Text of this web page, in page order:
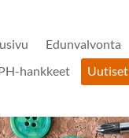
Edunvalvonta
hankkeet
Uutiset